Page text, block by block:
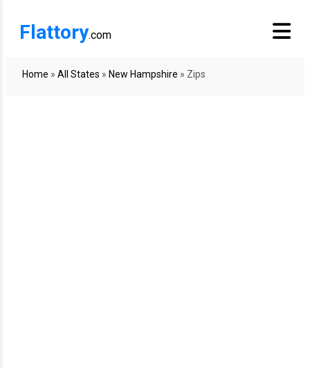
Flattory.com
Home » All States » New Hampshire » Zips